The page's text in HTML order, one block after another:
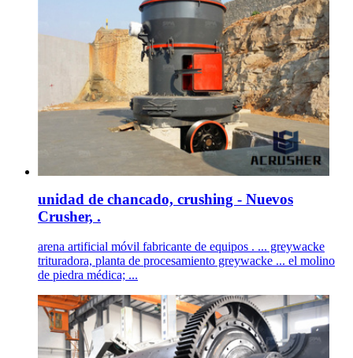
unidad de chancado, crushing - Nuevos
Crusher, .
arena artificial móvil fabricante de equipos . ... greywacke
trituradora, planta de procesamiento greywacke ... el molino
de piedra médica; ...